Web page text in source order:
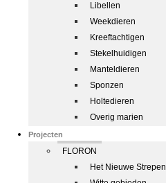
Libellen
Weekdieren
Kreeftachtigen
Stekelhuidigen
Manteldieren
Sponzen
Holtedieren
Overig marien
Projecten
FLORON
Het Nieuwe Strepen